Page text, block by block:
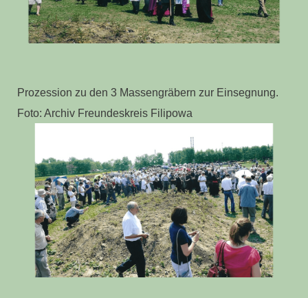
Prozession zu den 3 Massengräbern zur Einsegnung.
Foto: Archiv Freundeskreis Filipowa